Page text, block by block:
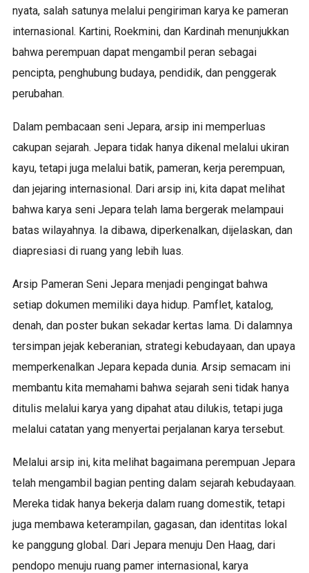
nyata, salah satunya melalui pengiriman karya ke pameran
internasional. Kartini, Roekmini, dan Kardinah menunjukkan
bahwa perempuan dapat mengambil peran sebagai
pencipta, penghubung budaya, pendidik, dan penggerak
perubahan.
Dalam pembacaan seni Jepara, arsip ini memperluas
cakupan sejarah. Jepara tidak hanya dikenal melalui ukiran
kayu, tetapi juga melalui batik, pameran, kerja perempuan,
dan jejaring internasional. Dari arsip ini, kita dapat melihat
bahwa karya seni Jepara telah lama bergerak melampaui
batas wilayahnya. Ia dibawa, diperkenalkan, dijelaskan, dan
diapresiasi di ruang yang lebih luas.
Arsip Pameran Seni Jepara menjadi pengingat bahwa
setiap dokumen memiliki daya hidup. Pamflet, katalog,
denah, dan poster bukan sekadar kertas lama. Di dalamnya
tersimpan jejak keberanian, strategi kebudayaan, dan upaya
memperkenalkan Jepara kepada dunia. Arsip semacam ini
membantu kita memahami bahwa sejarah seni tidak hanya
ditulis melalui karya yang dipahat atau dilukis, tetapi juga
melalui catatan yang menyertai perjalanan karya tersebut.
Melalui arsip ini, kita melihat bagaimana perempuan Jepara
telah mengambil bagian penting dalam sejarah kebudayaan.
Mereka tidak hanya bekerja dalam ruang domestik, tetapi
juga membawa keterampilan, gagasan, dan identitas lokal
ke panggung global. Dari Jepara menuju Den Haag, dari
pendopo menuju ruang pamer internasional, karya